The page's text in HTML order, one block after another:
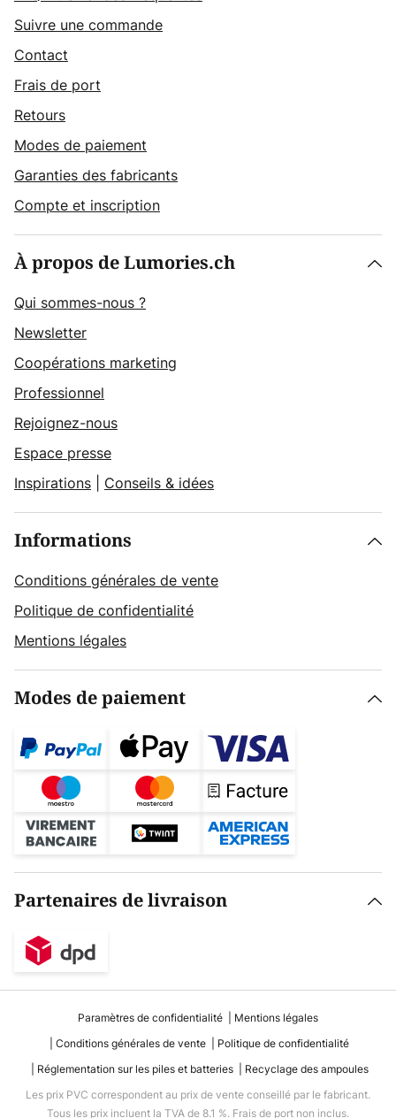
Suivre une commande
Contact
Frais de port
Retours
Modes de paiement
Garanties des fabricants
Compte et inscription
À propos de Lumories.ch
Qui sommes-nous ?
Newsletter
Coopérations marketing
Professionnel
Rejoignez-nous
Espace presse
Inspirations
Conseils & idées
Informations
Conditions générales de vente
Politique de confidentialité
Mentions légales
Modes de paiement
Partenaires de livraison
Paramètres de confidentialité
Mentions légales
Conditions générales de vente
Politique de confidentialité
Réglementation sur les piles et batteries
Recyclage des ampoules
Les prix PVC correspondent au prix de vente conseillé par le fabricant.
Tous les prix incluent la TVA de 8.1 %. Frais de port non inclus.